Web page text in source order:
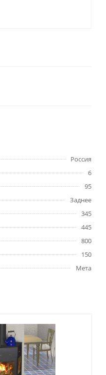
Россия
6
95
Заднее
345
445
800
150
Мета